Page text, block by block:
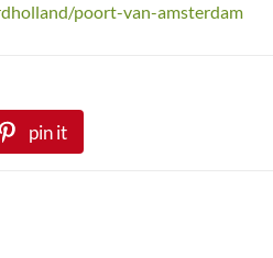
poort-van-amsterdam
pin it